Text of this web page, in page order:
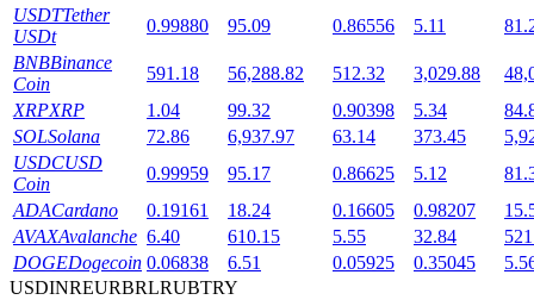
Launchpool
الرهان المرن لكسب العملات الرقمية الشهيرة
USDTTether
USDt
0.99880 95.09 0.86556 5.11
BNBBinance
Coin
591.18 56,288.82 512.32 3,029.88
XRPXRP 1.04 99.32 0.90398 5.34
SOLSolana 72.86 6,937.97 63.14 373.45
USDCUSD
Coin
0.99959 95.17 0.86625 5.12
ADACardano 0.19161 18.24 0.16605 0.98207
AVAXAvalanche 6.40 610.15 5.55 32.84
DOGEDogecoin 0.06838 6.51 0.05925 0.35045
USDINREURBRLRUBTRY